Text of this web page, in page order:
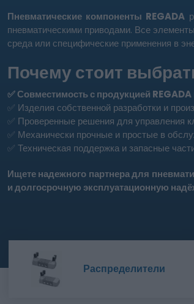
Пневматические компоненты REGADA
пневматическими приводами. Все
среда или специфические применения в
Почему стоит
✅ Совместимость с продукцией
✅ Изделия собственной разработки и
✅ Проверенные решения для управления
✅ Механически прочные и простые в
✅ Техническая поддержка и запасные
Ищете надежного партнера для
и долгосрочную эксплуатационную
Распределители